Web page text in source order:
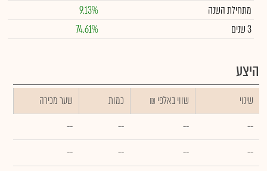
מתחילת השנה
9.13%
3 שנים
74.61%
היצע
שינוי ₪ שווי באלפי כמות
שער מכירה
--
--
--
--
--
--
--
--